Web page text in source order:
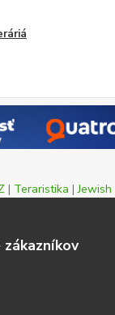
| Teraristika |Jewish